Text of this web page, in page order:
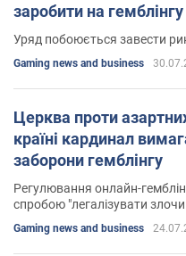
заробити на гемблінгу
Уряд побоюється завести
Gaming news and business
Церква проти
країні кардинал
заборони гемблінгу
Регулювання онлайн-
спробою "легалізувати
Gaming news and business